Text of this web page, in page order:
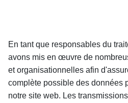
En tant que responsables du
avons mis en œuvre de
et organisationnelles afin
complète possible des données
notre site web. Les